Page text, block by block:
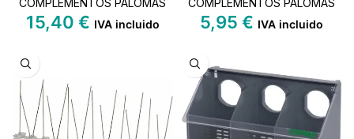
COMPLEMENTOS PALOMAS
15,40 € IVA incluido
COMPLEMENTOS PALOMAS
5,95 € IVA incluido